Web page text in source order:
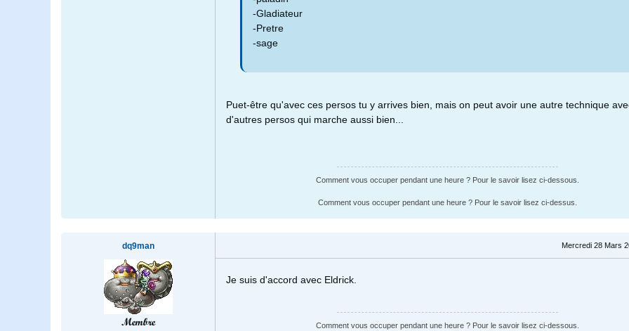
-Gladiateur
-Pretre
-sage
Puet-être qu'avec ces persos tu y arrives bien, mais on peut avoir une autre technique
d'autres persos qui marche aussi bien...
Comment vous occuper pendant une heure ? Pour le savoir lisez ci-dessous.
Comment vous occuper pendant une heure ? Pour le savoir lisez ci-dessus.
dq9man
Membre
Mercredi 28 Mars
Je suis d'accord avec Eldrick.
Comment vous occuper pendant une heure ? Pour le savoir lisez ci-dessous.